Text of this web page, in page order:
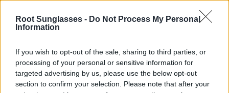
Root Sunglasses - Do Not Process My Personal
Information
If you wish to opt-out of the sale, sharing to third parties, or
processing of your personal or sensitive information for
targeted advertising by us, please use the below opt-out
section to confirm your selection. Please note that after your
Caja rígida reutilizable fabricada con materiales reciclados.
Personaliza tu reloj
Añade un mensaje grabado en la tapa trasera desde